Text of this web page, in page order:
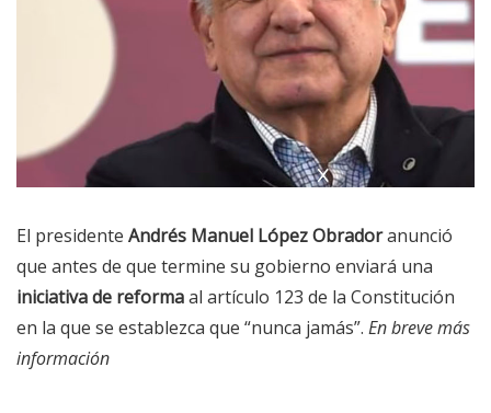
El presidente Andrés Manuel López Obradoranunció
que antes de que termine su gobierno enviará una
iniciativa de reformaal artículo 123 de la Constitución
en la que se establezca que “nunca jamás”. En breve más
información